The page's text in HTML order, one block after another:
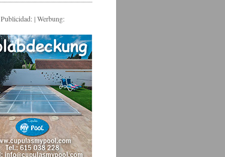
Publicidad: | Werbung: